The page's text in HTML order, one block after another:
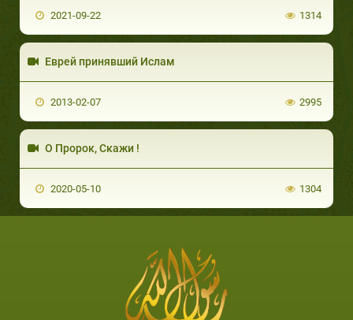
2021-09-22 1314
Еврей принявший Ислам
2013-02-07 2995
О Пророк, Скажи !
2020-05-10 1304